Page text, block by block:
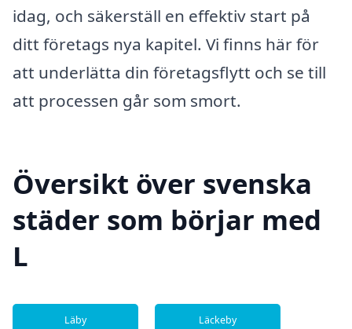
idag, och säkerställ en effektiv start på
ditt företags nya kapitel. Vi finns här för
att underlätta din företagsflytt och se till
att processen går som smort.
Översikt över svenska
städer som börjar med
L
Läby Läckeby